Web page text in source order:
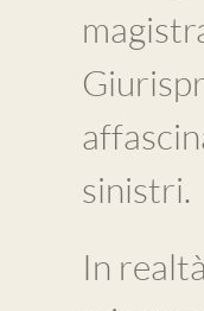
sinistri.
In